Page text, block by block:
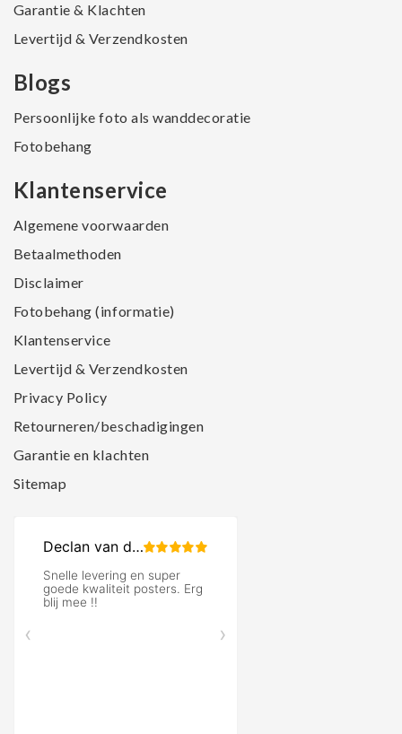
Garantie & Klachten
Levertijd & Verzendkosten
Blogs
Persoonlijke foto als wanddecoratie
Fotobehang
Klantenservice
Algemene voorwaarden
Betaalmethoden
Disclaimer
Fotobehang (informatie)
Klantenservice
Levertijd & Verzendkosten
Privacy Policy
Retourneren/beschadigingen
Garantie en klachten
Sitemap